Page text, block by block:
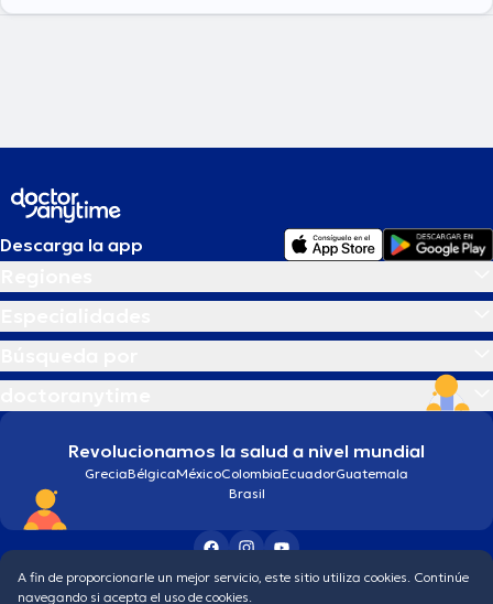
Descarga la app
Revolucionamos la salud a nivel mundial
GreciaBélgicaMéxicoColombiaEcuadorGuatemala
Brasil
Condiciones generales
Política de protección de los datos personales
A fin de proporcionarle un mejor servicio, este sitio utiliza cookies. Continúe
navegando si acepta el uso de cookies.